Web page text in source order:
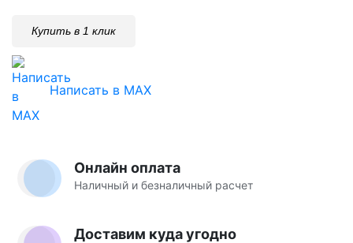
Купить в 1 клик
Написать в MAX
Онлайн оплата
Наличный и безналичный расчет
Доставим куда угодно